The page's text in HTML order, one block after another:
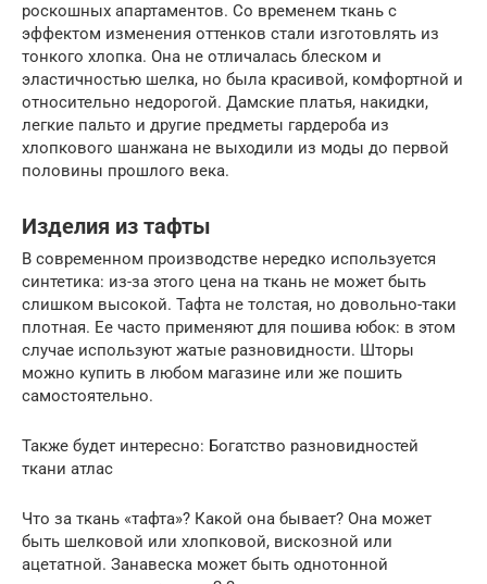
роскошных апартаментов. Со временем ткань с
эффектом изменения оттенков стали изготовлять из
тонкого хлопка. Она не отличалась блеском и
эластичностью шелка, но была красивой, комфортной и
относительно недорогой. Дамские платья, накидки,
легкие пальто и другие предметы гардероба из
хлопкового шанжана не выходили из моды до первой
половины прошлого века.
Изделия из тафты
В современном производстве нередко используется
синтетика: из-за этого цена на ткань не может быть
слишком высокой. Тафта не толстая, но довольно-таки
плотная. Ее часто применяют для пошива юбок: в этом
случае используют жатые разновидности. Шторы
можно купить в любом магазине или же пошить
самостоятельно.
Также будет интересно: Богатство разновидностей
ткани атлас
Что за ткань «тафта»? Какой она бывает? Она может
быть шелковой или хлопковой, вискозной или
ацетатной. Занавеска может быть однотонной